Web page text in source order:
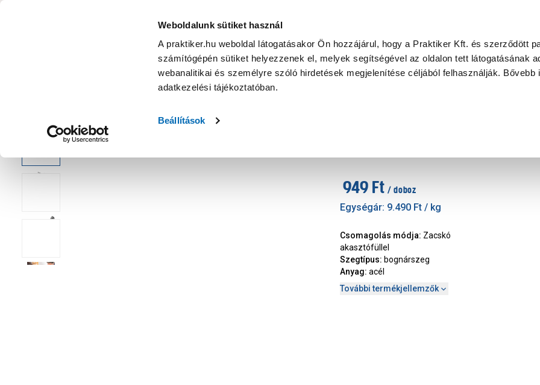
Weboldalunk sütiket használ
A praktiker.hu weboldal látogatásakor Ön hozzájárul, hogy a Praktiker Kft. és szerződött
számítógépén sütiket helyezzenek el, melyek segítségével az oldalon tett látogatásának
webanalitikai és személyre szóló hirdetések megjelenítése céljából felhasználják. Bővebb
adatkezelési tájékoztatóban.
Beállítások
KATEGÓRIÁK
Nyereményjáték Praktiker Professional Szakiajánló Ügyintézés és Információ
949 Ft / doboz
Egységár: 9.490 Ft / kg
Csomagolás módja: Zacskó
akasztófüllel
Szegtípus: bognárszeg
Anyag: acél
További termékjellemzők